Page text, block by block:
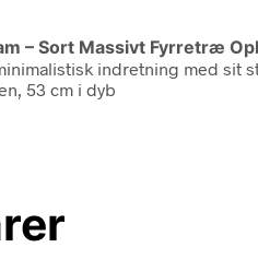
– Sort Massivt Fyrretræ
indretning med
53 cm i dyb